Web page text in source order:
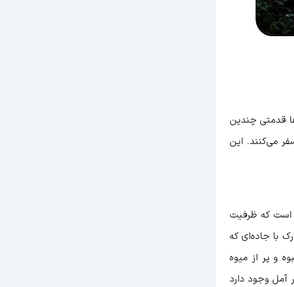
قدمتی چندین
می‌کنند. این
مناطقی است که ظرفیت
با جاده‌ای که
و پر از میوه‌
آمل وجود دارد